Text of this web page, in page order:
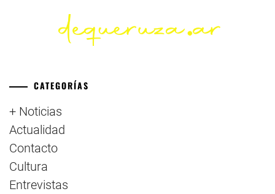
CATEGORÍAS
+ Noticias
Actualidad
Contacto
Cultura
Entrevistas